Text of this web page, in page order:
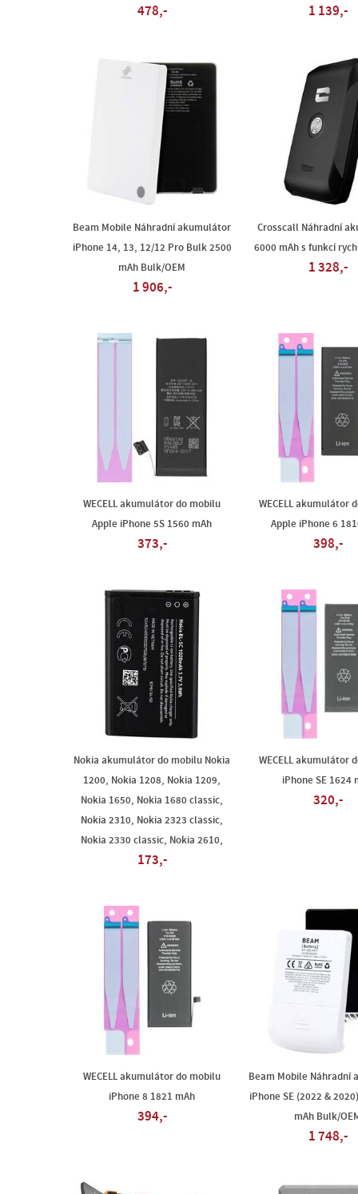
478,- 1 139,-
Beam Mobile Náhradní akumulátor
iPhone 14, 13, 12/12 Pro Bulk 2500
mAh Bulk/OEM
1 906,-
Crosscall Náhradní
6000 mAh s funkcí
1 328,-
WECELL akumulátor do mobilu
Apple iPhone 5S 1560 mAh
373,-
WECELL akumulátor
Apple iPhone 6
398,-
Nokia akumulátor do mobilu Nokia
1200, Nokia 1208, Nokia 1209,
Nokia 1650, Nokia 1680 classic,
Nokia 2310, Nokia 2323 classic,
Nokia 2330 classic, Nokia 2610,
173,-
WECELL akumulátor
iPhone SE 1624
320,-
WECELL akumulátor do mobilu
iPhone 8 1821 mAh
394,-
Beam Mobile Náhradní
iPhone SE (2022 &
mAh Bulk/
1 748,-